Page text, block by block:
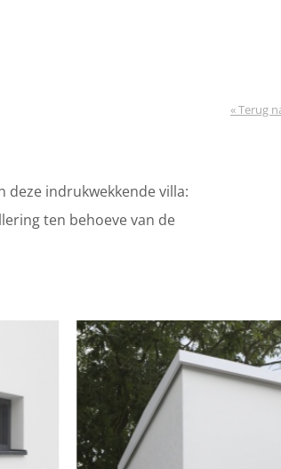
« Terug
indrukwekkende villa:
ten behoeve van de